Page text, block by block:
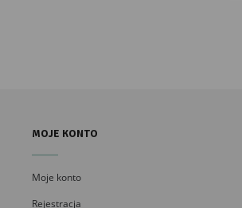
MOJE KONTO
Moje konto
Rejestracja